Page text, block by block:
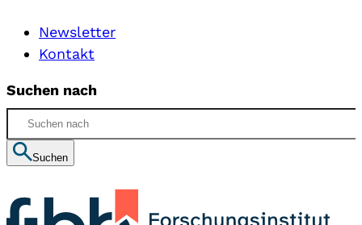
Newsletter
Kontakt
Suchen nach
Suchen